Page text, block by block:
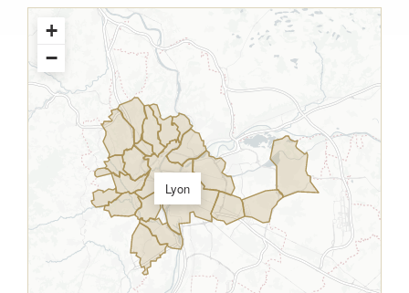
Lyon
+
−